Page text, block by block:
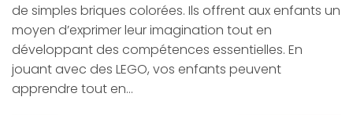
de simples briques colorées. Ils offrent aux enfants un
moyen d’exprimer leur imagination tout en
développant des compétences essentielles. En
jouant avec des LEGO, vos enfants peuvent
apprendre tout en…